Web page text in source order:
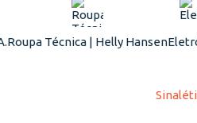
Roupa Técnica | Helly Hansen